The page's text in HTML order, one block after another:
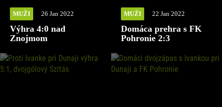
MUŽI 26 Jan 2022
Výhra 4:0 nad
Znojmom
MUŽI 22 Jan 2022
Domáca prehra s FK
Pohronie 2:3